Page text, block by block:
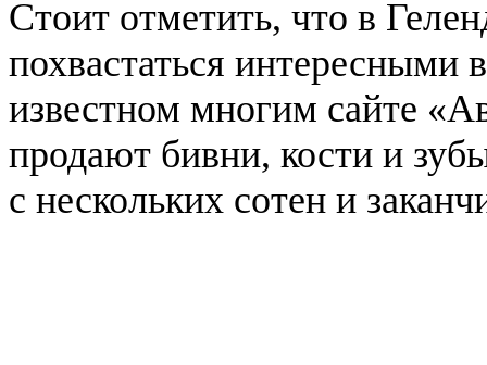
Стоит отметить, что в
похвастаться
известном многим сайте
продают бивни, кости и
с нескольких сотен и